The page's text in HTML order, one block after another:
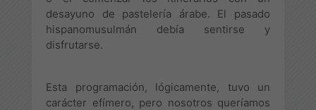
desayuno de pastelería árabe. El pasado
hispanomusulmán debía sentirse y
disfrutarse.
Esta programación, lógicamente, tuvo un
carácter efímero, pero nosotros queríamos